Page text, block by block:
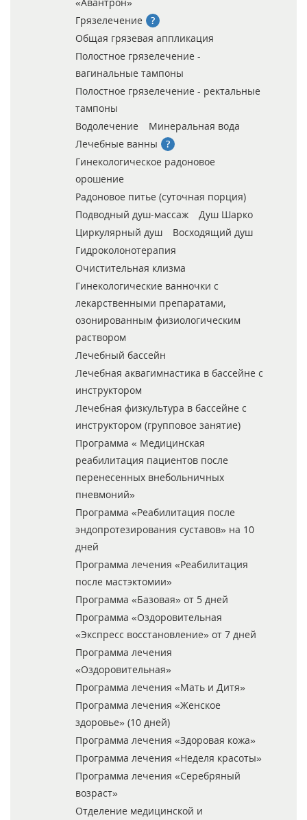
«Авантрон»
Грязелечение
Общая грязевая аппликация
Полостное грязелечение -
вагинальные тампоны
Полостное грязелечение - ректальные
тампоны
Водолечение
Минеральная вода
Лечебные ванны
Гинекологическое радоновое
орошение
Радоновое питье (суточная порция)
Подводный душ-массаж
Душ Шарко
Циркулярный душ
Восходящий душ
Гидроколонотерапия
Очистительная клизма
Гинекологические ванночки с
лекарственными препаратами,
озонированным физиологическим
раствором
Лечебный бассейн
Лечебная аквагимнастика в бассейне с
инструктором
Лечебная физкультура в бассейне с
инструктором (групповое занятие)
Программа « Медицинская
реабилитация пациентов после
перенесенных внебольничных
пневмоний»
Программа «Реабилитация после
эндопротезирования суставов» на 10
дней
Программа лечения «Реабилитация
после мастэктомии»
Программа «Базовая» от 5 дней
Программа «Оздоровительная
«Экспресс восстановление» от 7 дней
Программа лечения
«Оздоровительная»
Программа лечения «Мать и Дитя»
Программа лечения «Женское
здоровье» (10 дней)
Программа лечения «Здоровая кожа»
Программа лечения «Неделя красоты»
Программа лечения «Серебряный
возраст»
Отделение медицинской и